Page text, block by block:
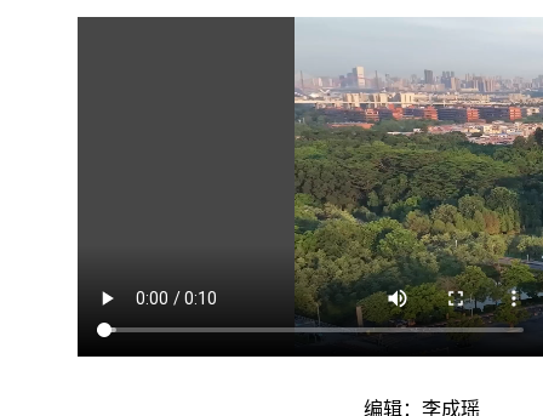
编辑：李成瑶